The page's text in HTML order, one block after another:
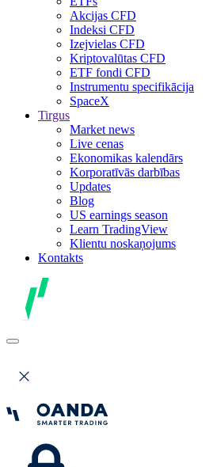
Akcijas CFD
Indeksi CFD
Izejvielas CFD
Kriptovalūtas CFD
ETF fondi CFD
Instrumentu specifikācija
SpaceX
Tirgus
Market news
Live cenas
Ekonomikas kalendārs
Korporatīvās darbības
Updates
Blog
US earnings season
Learn TradingView
Klientu noskaņojums
Kontakts